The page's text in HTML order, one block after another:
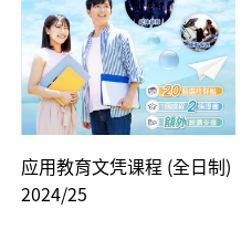
应用教育文凭课程 (全日制)
2024/25